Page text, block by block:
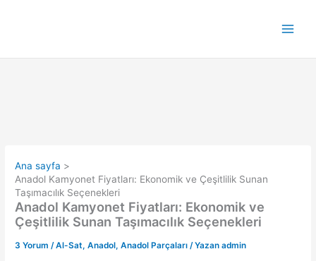
Ana sayfa
Anadol Kamyonet Fiyatları: Ekonomik ve Çeşitlilik Sunan
Taşımacılık Seçenekleri
Anadol Kamyonet Fiyatları: Ekonomik ve
Çeşitlilik Sunan Taşımacılık Seçenekleri
3 Yorum /Al-Sat,Anadol,Anadol Parçaları / Yazan admin